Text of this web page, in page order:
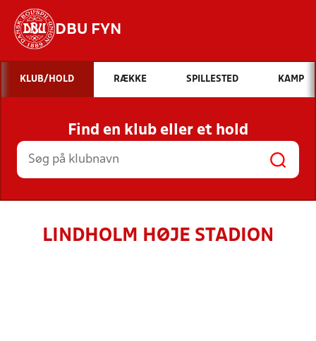
DBU FYN
Hvad vil du søge efter?
INDHOLD OG NYHEDER
STILLINGER, RESULTATER, KLUBBER OG
HOLD
KLUB/HOLD RÆKKE SPILLESTED KAMP
Find en klub eller et hold
LINDHOLM HØJE STADION